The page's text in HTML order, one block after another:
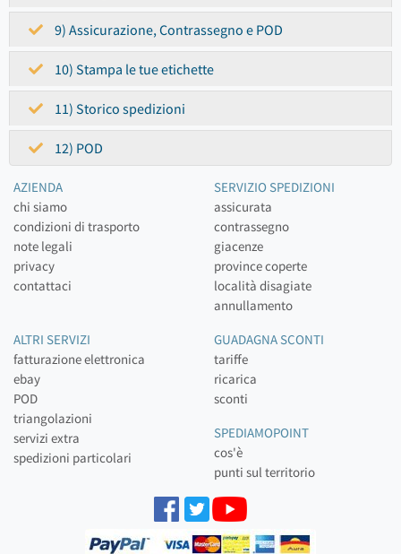
9) Assicurazione, Contrassegno e POD
10) Stampa le tue etichette
11) Storico spedizioni
12) POD
AZIENDA
chi siamo
condizioni di trasporto
note legali
privacy
contattaci
SERVIZIO SPEDIZIONI
assicurata
contrassegno
giacenze
province coperte
località disagiate
annullamento
ALTRI SERVIZI
fatturazione elettronica
ebay
POD
triangolazioni
servizi extra
spedizioni particolari
GUADAGNA SCONTI
tariffe
ricarica
sconti
SPEDIAMOPOINT
cos'è
punti sul territorio